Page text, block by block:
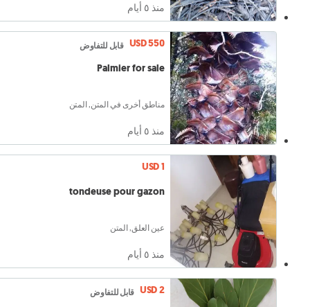
منذ ٥ أيام
USD 550 قابل للتفاوض
Palmier for sale
مناطق أخرى في المتن, المتن
منذ ٥ أيام
USD 1
tondeuse pour gazon
عين العلق, المتن
منذ ٥ أيام
USD 2 قابل للتفاوض